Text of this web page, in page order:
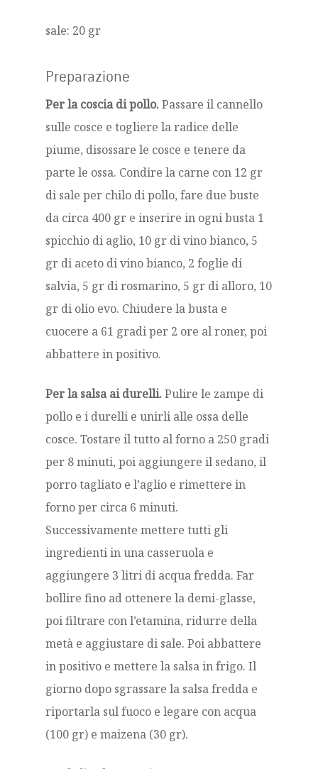
sale: 20 gr
Preparazione
Per la coscia di pollo.Passare il cannello
sulle cosce e togliere la radice delle
piume, disossare le cosce e tenere da
parte le ossa. Condire la carne con 12 gr
di sale per chilo di pollo, fare due buste
da circa 400 gr e inserire in ogni busta 1
spicchio di aglio, 10 gr di vino bianco, 5
gr di aceto di vino bianco, 2 foglie di
salvia, 5 gr di rosmarino, 5 gr di alloro, 10
gr di olio evo. Chiudere la busta e
cuocere a 61 gradi per 2 ore al roner, poi
abbattere in positivo.
Per la salsa ai durelli.Pulire le zampe di
pollo e i durelli e unirli alle ossa delle
cosce. Tostare il tutto al forno a 250 gradi
per 8 minuti, poi aggiungere il sedano, il
porro tagliato e l’aglio e rimettere in
forno per circa 6 minuti.
Successivamente mettere tutti gli
ingredienti in una casseruola e
aggiungere 3 litri di acqua fredda. Far
bollire fino ad ottenere la demi-glasse,
poi filtrare con l’etamina, ridurre della
metà e aggiustare di sale. Poi abbattere
in positivo e mettere la salsa in frigo. Il
giorno dopo sgrassare la salsa fredda e
riportarla sul fuoco e legare con acqua
(100 gr) e maizena (30 gr).